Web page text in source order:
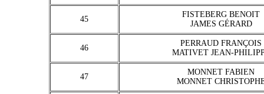
45
FISTEBERG BENOIT
JAMES GÉRARD
46
PERRAUD FRANÇOIS
MATIVET JEAN-
47
MONNET FABIEN
MONNET